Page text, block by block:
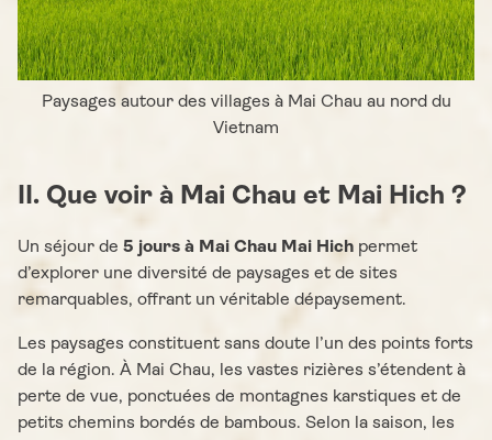
Paysages autour des villages à Mai Chau au nord du
Vietnam
II. Que voir à Mai Chau et Mai Hich ?
Un séjour de 5 jours à Mai Chau Mai Hich permet
d’explorer une diversité de paysages et de sites
remarquables, offrant un véritable dépaysement.
Les paysages constituent sans doute l’un des points forts
de la région. À Mai Chau, les vastes rizières s’étendent à
perte de vue, ponctuées de montagnes karstiques et de
petits chemins bordés de bambous. Selon la saison, les